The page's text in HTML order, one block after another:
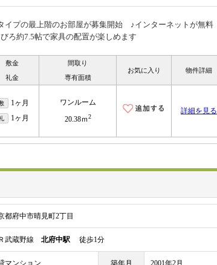
イプの最上階のお部屋が募集開始 ♪インターネットが無料
ろ約7.5帖で家具の配置が楽しめます
敷金
礼金
間取り
専有面積
お気に入り 物件詳細
1ヶ月
1ヶ月
ワンルーム
20.38ｍ2
詳細を見る
都府中市晴見町2丁目
武蔵野線 北府中駅 徒歩1分
マンション 築年月 2001年2月